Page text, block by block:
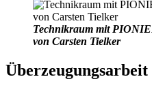
Technikraum mit
von Carsten Tielker